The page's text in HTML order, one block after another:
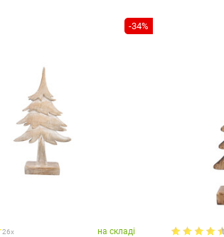
-34%
26x на складі